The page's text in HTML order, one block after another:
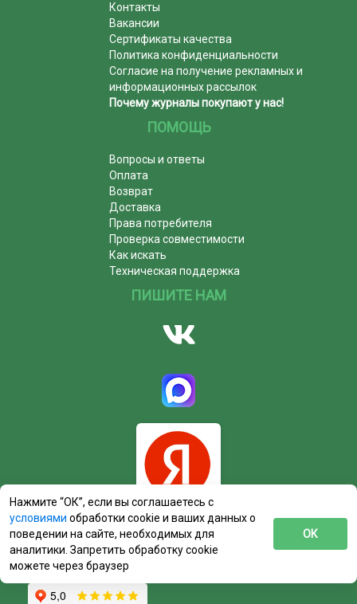
Контакты
Вакансии
Сертификаты качества
Политика конфиденциальности
Согласие на получение рекламных и
информационных рассылок
Почему журналы покупают у нас!
ПОМОЩЬ
Вопросы и ответы
Оплата
Возврат
Доставка
Права потребителя
Проверка совместимости
Как искать
Техническая поддержка
ПИШИТЕ НАМ
Нажмите “ОК”, если вы соглашаетесь с
условиями обработки cookie и ваших данных о
поведении на сайте, необходимых для
аналитики. Запретить обработку cookie
можете через браузер
ОК